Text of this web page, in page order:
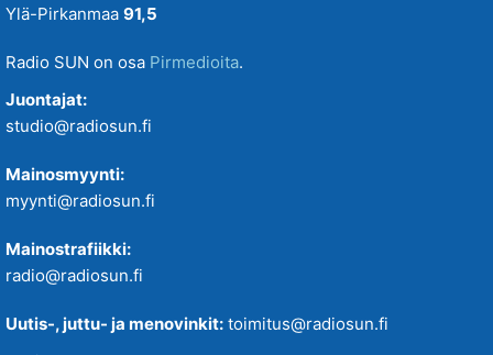
Ylä-Pirkanmaa 91,5
Radio SUN on osa Pirmedioita.
Juontajat:
studio@radiosun.fi
Mainosmyynti:
myynti@radiosun.fi
Mainostrafiikki:
radio@radiosun.fi
Uutis-, juttu- ja menovinkit: toimitus@radiosun.fi